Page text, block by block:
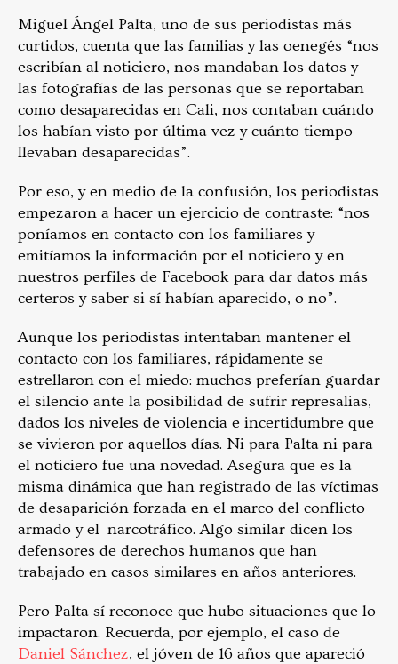
Miguel Ángel Palta, uno de sus periodistas más
curtidos, cuenta que las familias y las oenegés “nos
escribían al noticiero, nos mandaban los datos y
las fotografías de las personas que se reportaban
como desaparecidas en Cali, nos contaban cuándo
los habían visto por última vez y cuánto tiempo
llevaban desaparecidas”.
Por eso, y en medio de la confusión, los periodistas
empezaron a hacer un ejercicio de contraste: “nos
poníamos en contacto con los familiares y
emitíamos la información por el noticiero y en
nuestros perfiles de Facebook para dar datos más
certeros y saber si sí habían aparecido, o no”.
Aunque los periodistas intentaban mantener el
contacto con los familiares, rápidamente se
estrellaron con el miedo: muchos preferían guardar
el silencio ante la posibilidad de sufrir represalias,
dados los niveles de violencia e incertidumbre que
se vivieron por aquellos días. Ni para Palta ni para
el noticiero fue una novedad. Asegura que es la
misma dinámica que han registrado de las víctimas
de desaparición forzada en el marco del conflicto
armado y el narcotráfico. Algo similar dicen los
defensores de derechos humanos que han
trabajado en casos similares en años anteriores.
Pero Palta sí reconoce que hubo situaciones que lo
impactaron. Recuerda, por ejemplo, el caso de
Daniel Sánchez, el jóven de 16 años que apareció